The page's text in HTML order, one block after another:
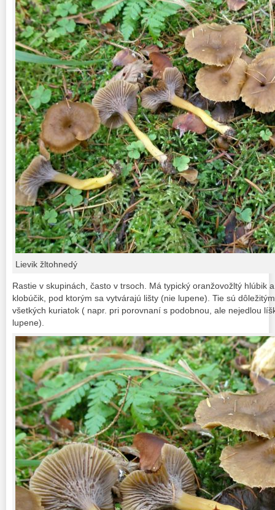
Lievik žltohnedý
Rastie v skupinách, často v trsoch. Má typický oranžovožltý hlúbik
klobúčik, pod ktorým sa vytvárajú lišty (nie lupene). Tie sú
všetkých kuriatok ( napr. pri porovnaní s podobnou, ale nejedlou
lupene).